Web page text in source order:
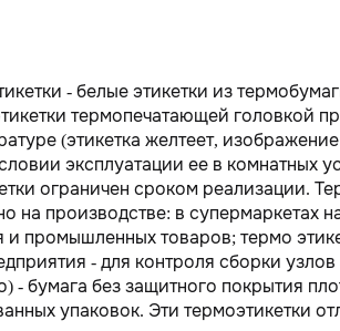
- белые этикетки из
термопечатающей головкой
(этикетка желтеет, изображение
эксплуатации ее в комнатных
ограничен сроком реализации.
производстве: в супермаркетах
промышленных товаров; термо
- для контроля сборки
- бумага без защитного покрытия
упаковок. Эти термоэтикетки